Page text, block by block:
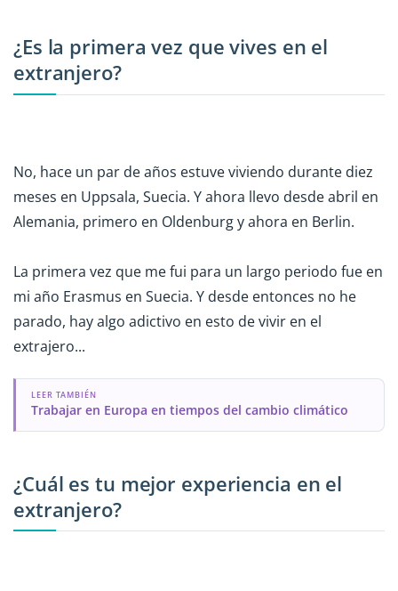
¿Es la primera vez que vives en el
extranjero?
No, hace un par de años estuve viviendo durante diez
meses en Uppsala, Suecia. Y ahora llevo desde abril en
Alemania, primero en Oldenburg y ahora en Berlin.
La primera vez que me fui para un largo periodo fue en
mi año Erasmus en Suecia. Y desde entonces no he
parado, hay algo adictivo en esto de vivir en el
extrajero...
LEER TAMBIÉN
Trabajar en Europa en tiempos del cambio climático
¿Cuál es tu mejor experiencia en el
extranjero?